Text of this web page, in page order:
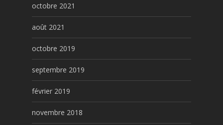
octobre 2021
août 2021
octobre 2019
septembre 2019
février 2019
novembre 2018